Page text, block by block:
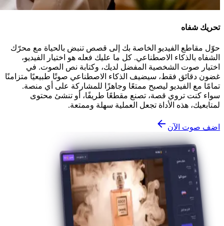
تحريك شفاه
حوّل مقاطع الفيديو الخاصة بك إلى قصص تنبض بالحياة مع محرّك
الشفاه بالذكاء الاصطناعي. كل ما عليك فعله هو اختيار الفيديو،
اختيار صوت الشخصية المفضل لديك، وكتابة نص الصوت. في
غضون دقائق فقط، سيضيف الذكاء الاصطناعي صوتًا طبيعيًا متزامنًا
تمامًا مع الفيديو ليصبح ممتعًا وجاهزًا للمشاركة على أي منصة.
سواء كنت تروي قصة، تصنع مقطعًا طريفًا، أو تنشئ محتوى
لمتابعيك، هذه الأداة تجعل العملية سهلة وممتعة.
اضف صوت الآن